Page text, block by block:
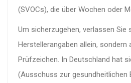
(SVOCs), die über Wochen oder
Um sicherzugehen, verlassen Sie
Herstellerangaben allein, sondern
Prüfzeichen. In Deutschland hat
(Ausschuss zur gesundheitlichen